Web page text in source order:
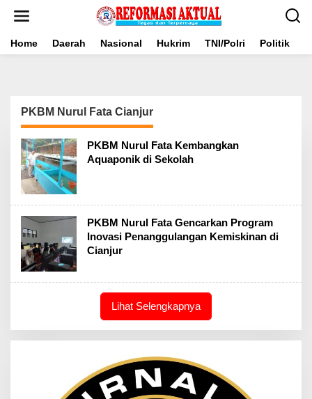
Home Daerah Nasional Hukrim TNI/Polri Politik
PKBM Nurul Fata Cianjur
PKBM Nurul Fata Kembangkan
Aquaponik di Sekolah
PKBM Nurul Fata Gencarkan Program
Inovasi Penanggulangan Kemiskinan di
Cianjur
Lihat Selengkapnya